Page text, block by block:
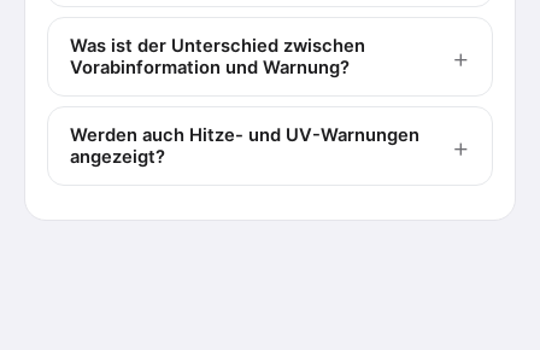
Was ist der Unterschied zwischen
Vorabinformation und Warnung?
Werden auch Hitze- und UV-Warnungen
angezeigt?